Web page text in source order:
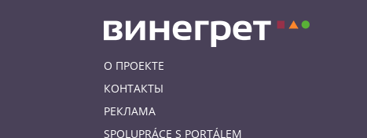
О ПРОЕКТЕ
КОНТАКТЫ
РЕКЛАМА
SPOLUPRÁCE S PORTÁLEM